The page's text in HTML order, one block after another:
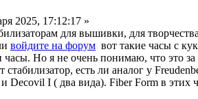
2025, 17:12:17 »
для вышивки, для
войдите на форум вот такие часы с
Но я не очень понимаю, что это за
стабилизатор, есть ли аналог у
и Decovil I ( два вида). Fiber Form в